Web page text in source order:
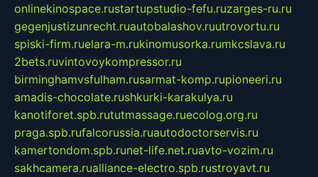
onlinekinospace.rustartupstudio-fefu.ruzarges-ru.ru
gegenjustizunrecht.ruautobalashov.ruutrovortu.ru
spiski-firm.ruelara-m.rukinomusorka.rumkcslava.ru
2bets.ruvintovoykompressor.ru
birminghamvsfulham.rusarmat-komp.rupioneeri.ru
amadis-chocolate.rushkurki-karakulya.ru
kanotiforet.spb.rututmassage.ruecolog.org.ru
praga.spb.rufalcorussia.ruautodoctorservis.ru
kamertondom.spb.runet-life.net.ruavto-vozim.ru
sakhcamera.rualliance-electro.spb.rustroyavt.ru